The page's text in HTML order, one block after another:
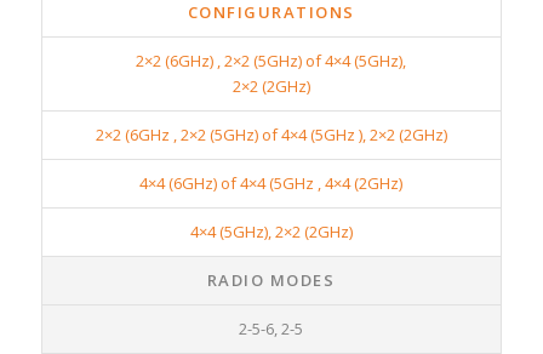
CONFIGURATIONS
2×2 (6GHz) , 2×2 (5GHz) of 4×4 (5GHz),
2×2 (2GHz)
2×2 (6GHz , 2×2 (5GHz) of 4×4 (5GHz ), 2×2 (2GHz)
4×4 (6GHz) of 4×4 (5GHz , 4×4 (2GHz)
4×4 (5GHz), 2×2 (2GHz)
RADIO MODES
2-5-6, 2-5